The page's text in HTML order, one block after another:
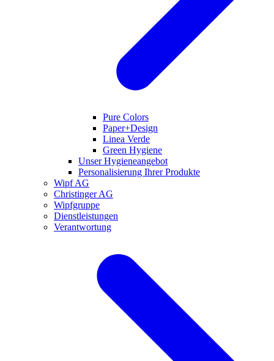
Pure Colors
Paper+Design
Linea Verde
Green Hygiene
Unser Hygieneangebot
Personalisierung Ihrer Produkte
Wipf AG
Christinger AG
Wipfgruppe
Dienstleistungen
Verantwortung